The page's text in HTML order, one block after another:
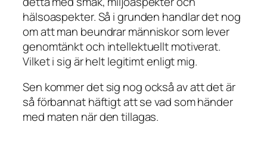
hälsoaspekter. Så i grunden handlar det nog
om att man beundrar människor som lever
genomtänkt och intellektuellt motiverat.
Vilket i sig är helt legitimt enligt mig.
Sen kommer det sig nog också av att det är
så förbannat häftigt att se vad som händer
med maten när den tillagas.